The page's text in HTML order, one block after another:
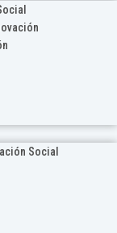
Social